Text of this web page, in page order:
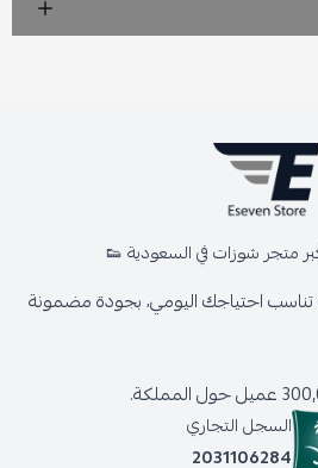
متجر شوزات في السعودية 👟
احتياجك اليومي، بجودة مضمونة
السجل التجاري
2031106284